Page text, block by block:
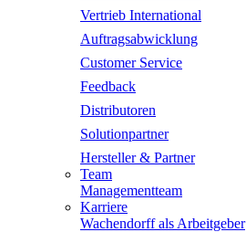
Vertrieb International
Auftragsabwicklung
Customer Service
Feedback
Distributoren
Solutionpartner
Hersteller & Partner
Team
Managementteam
Karriere
Wachendorff als Arbeitgeber